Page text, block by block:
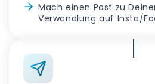
Mach einen Post zu
Verwandlung auf Insta/